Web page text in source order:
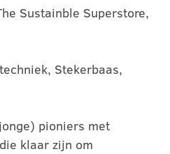
Sustainble Superstore,
Stekerbaas,
pioniers met
klaar zijn om